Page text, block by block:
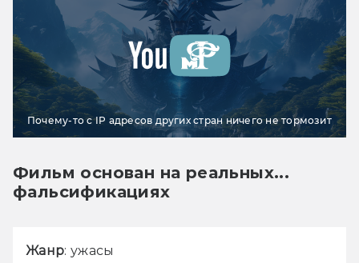
Почему-то с IP адресов других стран ничего не тормозит
Фильм основан на реальных...
фальсификациях
Жанр: ужасы